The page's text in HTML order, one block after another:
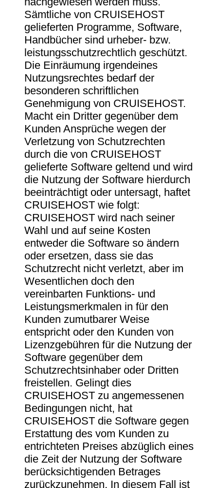
Sämtliche von CRUISEHOST
gelieferten Programme, Software,
Handbücher sind urheber- bzw.
leistungsschutzrechtlich geschützt.
Die Einräumung irgendeines
Nutzungsrechtes bedarf der
besonderen schriftlichen
Genehmigung von CRUISEHOST.
Macht ein Dritter gegenüber dem
Kunden Ansprüche wegen der
Verletzung von Schutzrechten
durch die von CRUISEHOST
gelieferte Software geltend und wird
die Nutzung der Software hierdurch
beeinträchtigt oder untersagt, haftet
CRUISEHOST wie folgt:
CRUISEHOST wird nach seiner
Wahl und auf seine Kosten
entweder die Software so ändern
oder ersetzen, dass sie das
Schutzrecht nicht verletzt, aber im
Wesentlichen doch den
vereinbarten Funktions- und
Leistungsmerkmalen in für den
Kunden zumutbarer Weise
entspricht oder den Kunden von
Lizenzgebühren für die Nutzung der
Software gegenüber dem
Schutzrechtsinhaber oder Dritten
freistellen. Gelingt dies
CRUISEHOST zu angemessenen
Bedingungen nicht, hat
CRUISEHOST die Software gegen
Erstattung des vom Kunden zu
entrichteten Preises abzüglich eines
die Zeit der Nutzung der Software
berücksichtigenden Betrages
zurückzunehmen. In diesem Fall ist